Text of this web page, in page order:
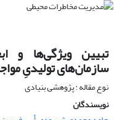
تبیین ویژگی‌ها و
سازمان‌های تولیدیِ
نوع مقاله : پژوهشی بنیادی
نویسندگان